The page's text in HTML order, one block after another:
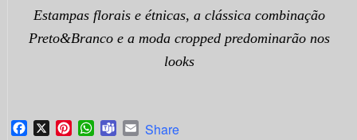
Estampas florais e étnicas, a clássica combinação
Preto&Branco e a moda cropped predominarão nos
looks
Facebook
X PinterestWhatsApp
TeamsEmail
Share